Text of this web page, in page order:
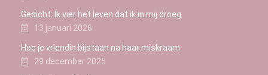
Gedicht: Ik vier het leven dat ik in mij droeg
13 januari 2026
Hoe je vriendin bijstaan na haar miskraam
29 december 2025